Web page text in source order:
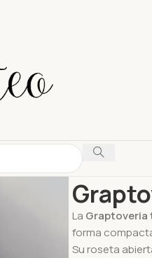
Inicio
La Graptoveria
forma
Su roseta